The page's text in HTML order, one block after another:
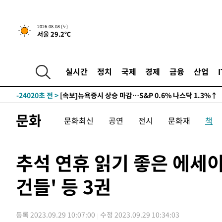
2026.08.08 (토)
서울 29.2℃
실시간 정치 국제 경제 금융 산업
-30894초 전 >
'최고 37도' 폭염 지속…강원동해안 최대 150㎜ 비
-24020초 전 >
-30894초 전 > '최고 37도' 폭염 지속…강원동해안 최대 150㎜ 비
문화 문화최신 공연 전시 문화재 책
추석 연휴 읽기 좋은 에
건들' 등 3권
등록 2023.09.29 10:07:00 수정 2023.09.29 10:34:03